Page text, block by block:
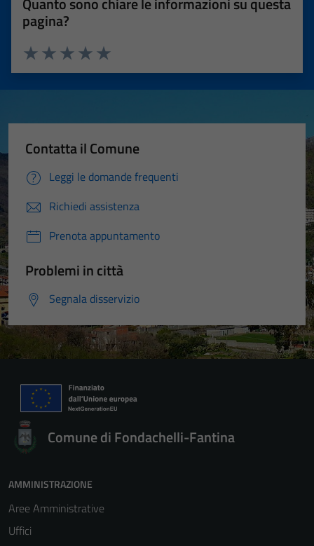
pagina?
Valuta 5 stelle su 5
Valuta 4 stelle su 5
Valuta 3 stelle su 5
Valuta 2 stelle su 5
Valuta 1 stelle su 5
Contatta il Comune
Leggi le domande frequenti
Richiedi assistenza
Prenota appuntamento
Problemi in città
Segnala disservizio
Comune di Fondachelli-Fantina
AMMINISTRAZIONE
Aree Amministrative
Uffici